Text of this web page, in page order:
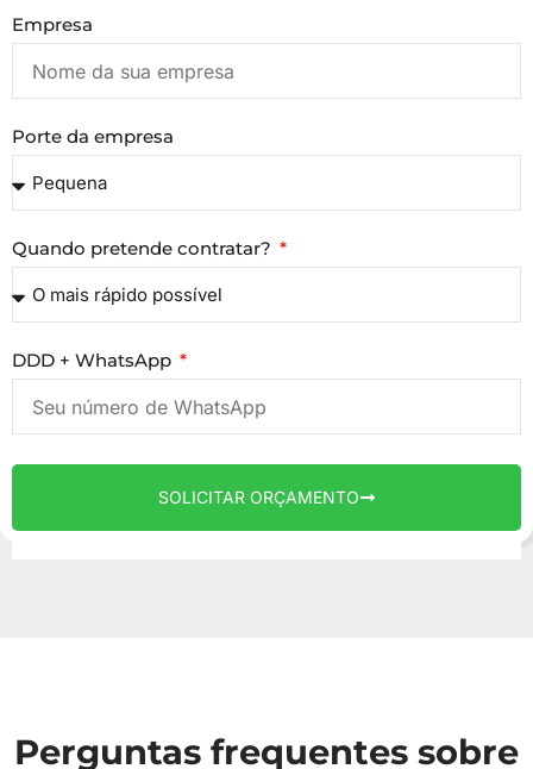
Empresa
Porte da empresa
Quando pretende contratar?
DDD + WhatsApp
SOLICITAR ORÇAMENTO
Perguntas frequentes sobre